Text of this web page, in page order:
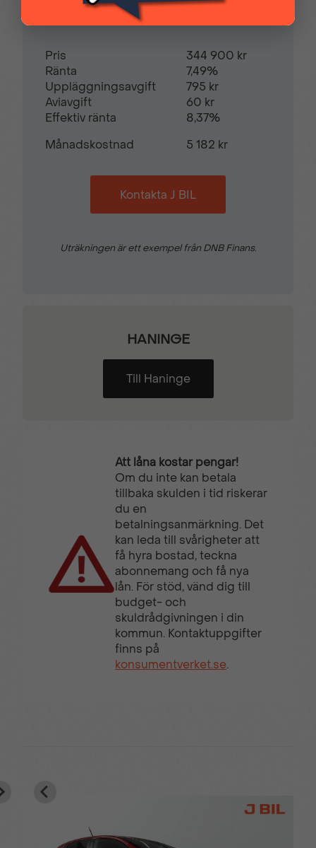
Sidoairbags Sidokrockgardiner
Skyltigenkänning Sminkspegel
Startspärr Svensksåld
Sätesvärme (fram) Tonade rutor
Trötthetsvarnare USB-uttag
Restvärde0%
Pris
344 900 kr
Ränta
7,49%
Uppläggningsavgift
795 kr
Aviavgift
60 kr
Effektiv ränta
8,37%
Månadskostnad
5 182 kr
Kontakta J BIL
Uträkningen är ett exempel från DNB Finans.
HANINGE
Till Haninge
Att låna kostar pengar!
Om du inte kan betala
tillbaka skulden i tid riskerar
du en
betalningsanmärkning. Det
kan leda till svårigheter att
få hyra bostad, teckna
abonnemang och få nya
lån. För stöd, vänd dig till
budget- och
skuldrådgivningen i din
kommun. Kontaktuppgifter
finns på
konsumentverket.se.